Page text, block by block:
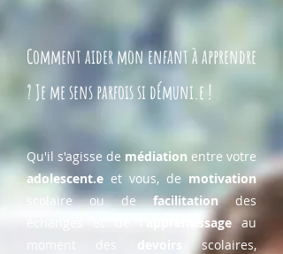
Comment aider mon enfant à apprendre
? Je me sens parfois si dÉmuni.e !
Qu'il s'agisse de médiation entre votre
adolescent.e et vous, de motivation
scolaire ou defacilitationdes
apprentissageau
moment des
devoirs
scolaires,